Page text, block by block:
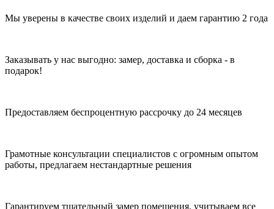
Мы уверены в качестве своих изделий и даем гарантию 2 года
Заказывать у нас выгодно: замер, доставка и сборка - в
подарок!
Предоставляем беспроцентную рассрочку до 24 месяцев
Грамотные консультации специалистов с огромным опытом
работы, предлагаем нестандартные решения
Гарантируем тщательный замер помещения, учитываем все